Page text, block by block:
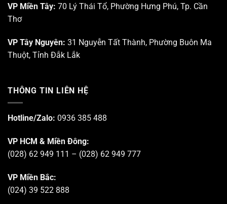
VP Miền Tây: 70 Lý Thái Tổ, Phường Hưng Phú, Tp. Cần
Thơ
VP Tây Nguyên: 31 Nguyễn Tất Thành, Phường Buôn Ma
Thuột, Tỉnh Đắk Lắk
THÔNG TIN LIÊN HỆ
Hotline/Zalo: 0936 385 488
VP HCM & Miền Đông:
(028) 62 949 111 – (028) 62 949 777
VP Miền Bắc:
(024) 39 522 888